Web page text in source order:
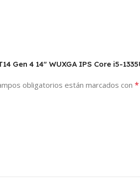
4 14″ WUXGA IPS Core i5-
obligatorios están marcados con *